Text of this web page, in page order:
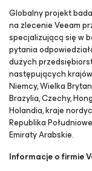
Globalny projekt
na zlecenie Veeam
specjalizującą się w
pytania
dużych
następujących
Niemcy, Wielka
Brazylia, Czechy,
Holandia, kraje
Republika
Emiraty Arabskie.
Informacje o firmie